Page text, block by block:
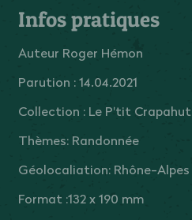
Infos pratiques
Auteur Roger Hémon
Parution : 14.04.2021
Collection : Le P'tit Crapahut
Thèmes: Randonnée
Géolocaliation: Rhône-Alpes
Format :132 x 190 mm